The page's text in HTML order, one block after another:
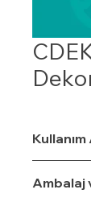
Kullanım
Ambalaj